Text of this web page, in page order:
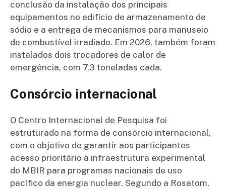
conclusão da instalação dos principais
equipamentos no edifício de armazenamento de
sódio e a entrega de mecanismos para manuseio
de combustível irradiado. Em 2026, também foram
instalados dois trocadores de calor de
emergência, com 7,3 toneladas cada.
Consórcio internacional
O Centro Internacional de Pesquisa foi
estruturado na forma de consórcio internacional,
com o objetivo de garantir aos participantes
acesso prioritário à infraestrutura experimental
do MBIR para programas nacionais de uso
pacífico da energia nuclear. Segundo a Rosatom,